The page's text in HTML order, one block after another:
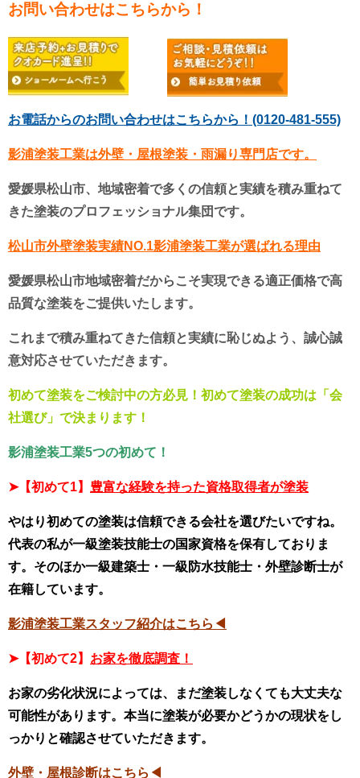
お問い合わせはこちらから！
お電話からのお問い合わせはこちらから！(0120-481-555)
影浦塗装工業は外壁・屋根塗装・雨漏り専門店です。
愛媛県松山市、地域密着で多くの信頼と実績を積み重ねて
きた塗装のプロフェッショナル集団です。
松山市外壁塗装実績NO.1影浦塗装工業が選ばれる理由
愛媛県松山市地域密着だからこそ実現できる適正価格で高
品質な塗装をご提供いたします。
これまで積み重ねてきた信頼と実績に恥じぬよう、誠心誠
意対応させていただきます。
初めて塗装をご検討中の方必見！初めて塗装の成功は「会
社選び」で決まります！
影浦塗装工業5つの初めて！
➤【初めて1】 豊富な経験を持った資格取得者が塗装
やはり初めての塗装は信頼できる会社を選びたいですね。
代表の私が一級塗装技能士の国家資格を保有しておりま
す。そのほか一級建築士・一級防水技能士・外壁診断士が
在籍しています。
影浦塗装工業スタッフ紹介はこちら◀
➤【初めて2】 お家を徹底調査！
お家の劣化状況によっては、まだ塗装しなくても大丈夫な
可能性があります。本当に塗装が必要かどうかの現状をし
っかりと確認させていただきます。
外壁・屋根診断はこちら◀